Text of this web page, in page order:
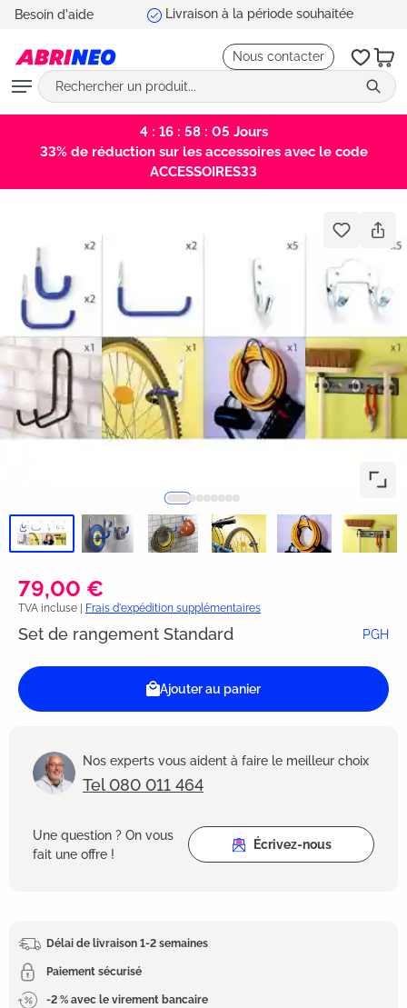
principal
Besoin d'aide Livraison à la période souhaitée
Nous contacter
4 : 16 : 58 : 05 Jours
33% de réduction sur les accessoires avec le code
ACCESSOIRES33
79,00 €
TVA incluse | Frais d'expédition supplémentaires
Set de rangement Standard PGH
Ajouter au panier
Nos experts vous aident à faire le meilleur choix
Tel 080 011 464
Une question ? On vous
fait une offre !
Écrivez-nous
Délai de livraison 1-2 semaines
Paiement sécurisé
-2 % avec le virement bancaire